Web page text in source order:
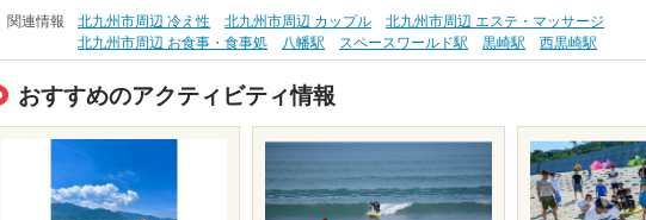
関連情報 北九州市周辺 冷え性 北九州市周辺 カップル
北九州市周辺 エステ・マッサージ
北九州市周辺 お食事・食事処
八幡駅 スペースワールド駅 黒崎駅 西黒崎駅
おすすめのアクティビティ情報